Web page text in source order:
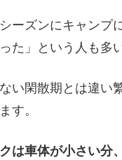
ーズンにキャンプ
た」という人も多
い閑散期とは違い
す。
は車体が小さい分